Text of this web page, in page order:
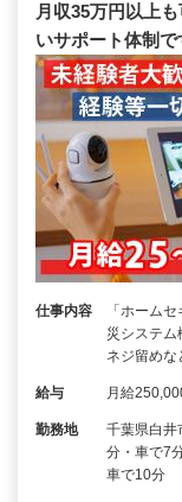
月収35万円以上
いサポート体制で
仕事内容
「ホーム
災システム
ネジ留め
給与 月給
勤務地
千葉県白井
分・車で7
車で10分